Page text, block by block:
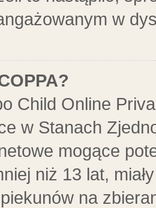
w
Child Online
w Stanach
mogące
niż 13 lat,
na